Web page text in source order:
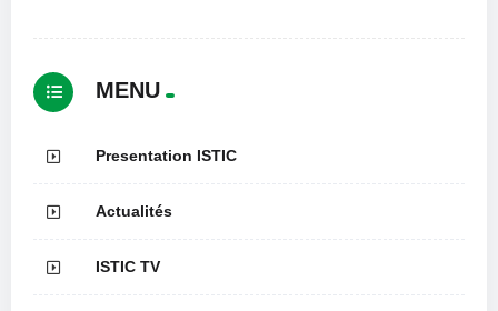
MENU
Presentation ISTIC
Actualités
ISTIC TV